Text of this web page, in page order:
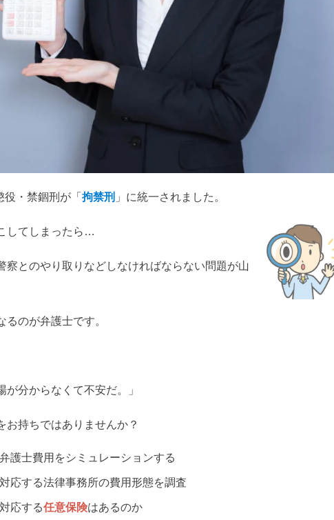
役・禁錮刑が「拘禁刑 」に統一されました。
してしまったら…
察とのやり取りなどしなければならない問題が山
るのが弁護士です。
が分からなくて不安だ。」
お持ちではありませんか？
護士費用をシミュレーションする
応する法律事務所の費用形態を調査
応する任意保険はあるのか